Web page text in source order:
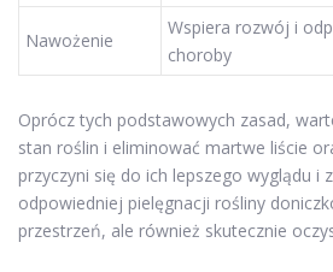
Nawożenie
Wspiera rozwój i
choroby
Oprócz tych podstawowych zasad,
stan roślin i eliminować martwe liście
przyczyni się do ich lepszego wyglądu i
odpowiedniej pielęgnacji rośliny
przestrzeń, ale również skutecznie